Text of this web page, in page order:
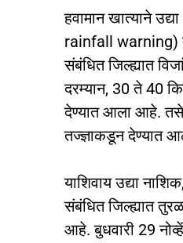
हवामान खात्याने
rainfall warning)
संबंधित जिल्ह्यात
दरम्यान, 30 ते 40
देण्यात आला आहे.
तज्ज्ञाकडून देण्यात
याशिवाय उद्या
संबंधित जिल्ह्यात
आहे. बुधवारी 29